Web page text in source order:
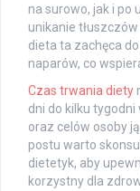
na surowo, jak i po
unikanie
dieta ta zachęca
naparów, co
Czas trwania diety
dni do kilku
oraz celów osoby
postu warto
dietetyk, aby
korzystny dla